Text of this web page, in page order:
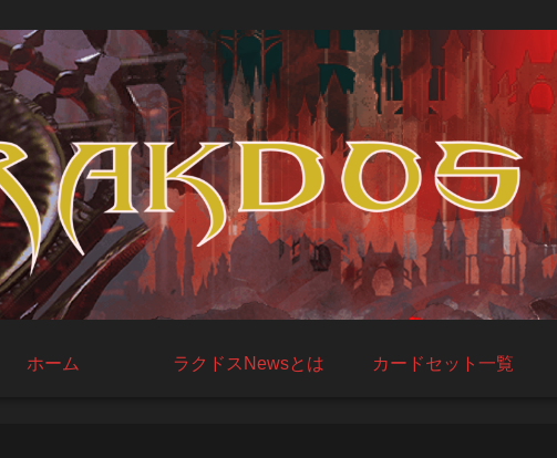
ホーム ラクドスNewsとは カードセット一覧